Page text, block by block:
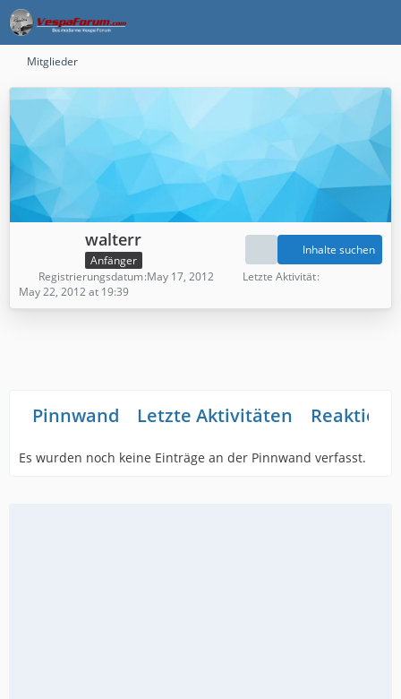
Mitglieder
walterr
Anfänger
Inhalte suchen
Registrierungsdatum May 17, 2012
Letzte Aktivität
May 22, 2012 at 19:39
Pinnwand Letzte Aktivitäten
Es wurden noch keine Einträge an der Pinnwand verfasst.